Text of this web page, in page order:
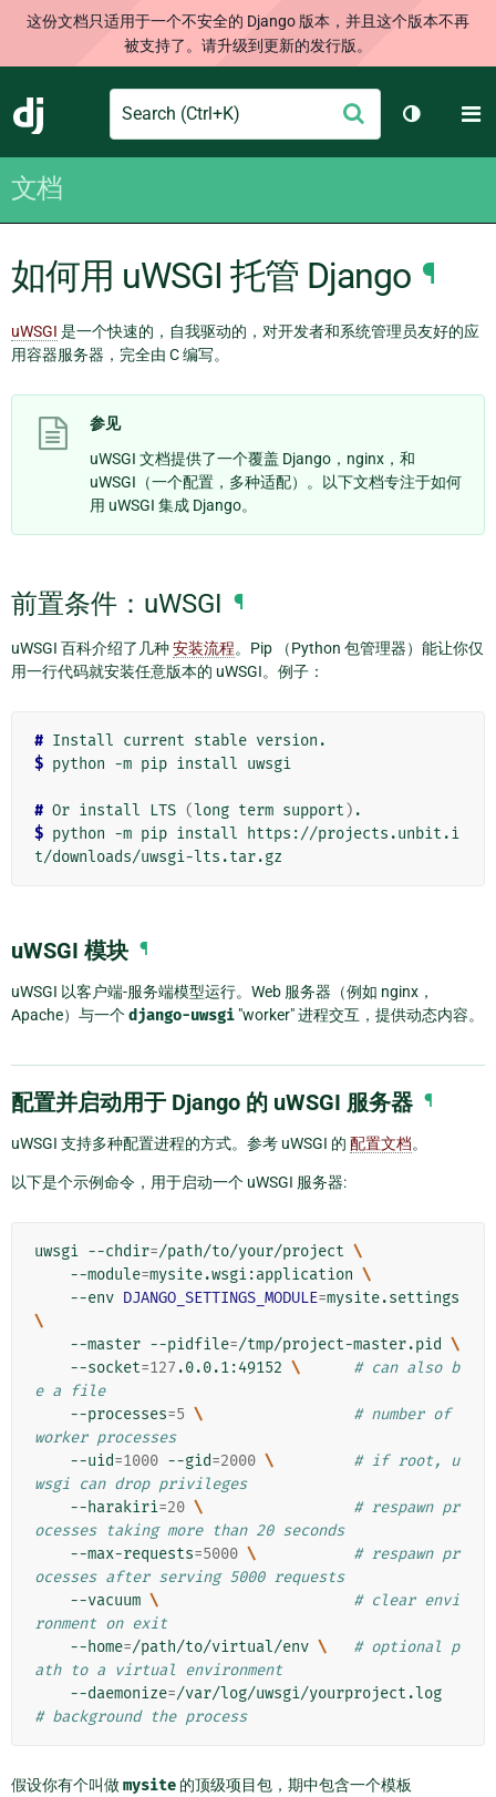
这份文档只适用于一个不安全的 Django 版本，并且这个版本不再
被支持了。请升级到更新的发行版。
Django
Search
交
切换主题
文档
如何用 uWSGI 托管 Django ¶
uWSGI 是一个快速的，自我驱动的，对开发者和系统管理员友好的应
用容器服务器，完全由 C 编写。
参见
uWSGI 文档提供了一个覆盖 Django，nginx，和
uWSGI（一个配置，多种适配）。以下文档专注于如何
用 uWSGI 集成 Django。
前置条件：uWSGI ¶
uWSGI 百科介绍了几种安装流程。Pip （Python 包管理器）能让你仅
用一行代码就安装任意版本的 uWSGI。例子：
#
$ python -m pip install uwsgi
# Or install LTS (long term support )
$ python -m pip install https://projects.unbit.i
uWSGI 模块 ¶
uWSGI 以客户端-服务端模型运行。Web 服务器（例如 nginx，
Apache）与一个django-uwsgi "worker" 进程交互，提供动态内容。
配置并启动用于 Django 的 uWSGI 服务器 ¶
uWSGI 支持多种配置进程的方式。参考 uWSGI 的 配置文档。
以下是个示例命令，用于启动一个 uWSGI 服务器:
uwsgi --chdir=/path/to/your/project \
    --module
=mysite.wsgi:application \
    --env
DJANGO_SETTINGS_MODULE=
\
    --master --pidfile
=/tmp/project-master.pid \
    --socket
=127 .0.0.1:49152 \
# can also b
e a file
    --processes
=5 \
# number of
worker processes
    --uid
=1000 --gid=2000 \
# if root, u
wsgi can drop privileges
    --harakiri
=20 \
# respawn pr
ocesses taking more than 20 seconds
    --max-requests
=5000 \
# respawn pr
ocesses after serving 5000 requests
    --vacuum
\
# clear envi
ronment on exit
    --home
=/path/to/virtual/env \
# optional p
ath to a virtual environment
    --daemonize
=
# background the process
假设你有个叫做mysite 的顶级项目包，期中包含一个模板